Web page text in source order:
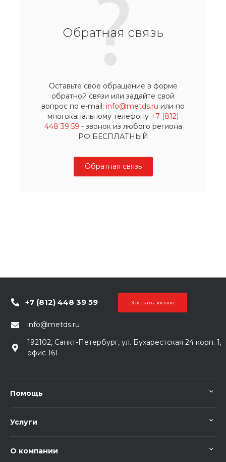
Обратная связь
Оставьте свое обращение в форме
обратной связи или задайте свой
вопрос по e-mail: info@metds.ru или по
многоканальному телефону +7 (812)
448 39 59 - звонок из любого региона
РФ БЕСПЛАТНЫЙ
Обратная связь
+7 (812) 448 39 59 Заказать звонок
info@metds.ru
192102, Санкт-Петербург, ул. Бухарестская 24 корп. 1,
офис 161
Помощь
Услуги
О компании